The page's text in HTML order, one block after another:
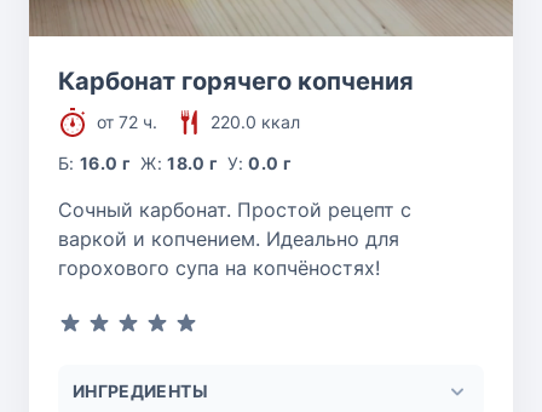
Карбонат горячего копчения
от 72 ч.
220.0 ккал
Б:16.0 г Ж:18.0 г У:0.0 г
Сочный карбонат. Простой рецепт с
варкой и копчением. Идеально для
горохового супа на копчёностях!
ИНГРЕДИЕНТЫ